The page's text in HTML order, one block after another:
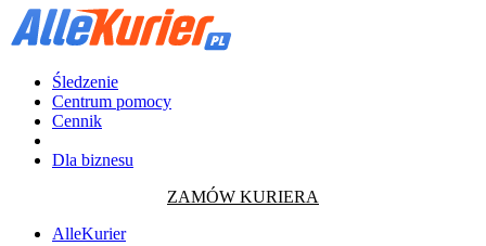
Śledzenie
Centrum pomocy
Cennik
Dla biznesu
ZAMÓW KURIERA
AlleKurier